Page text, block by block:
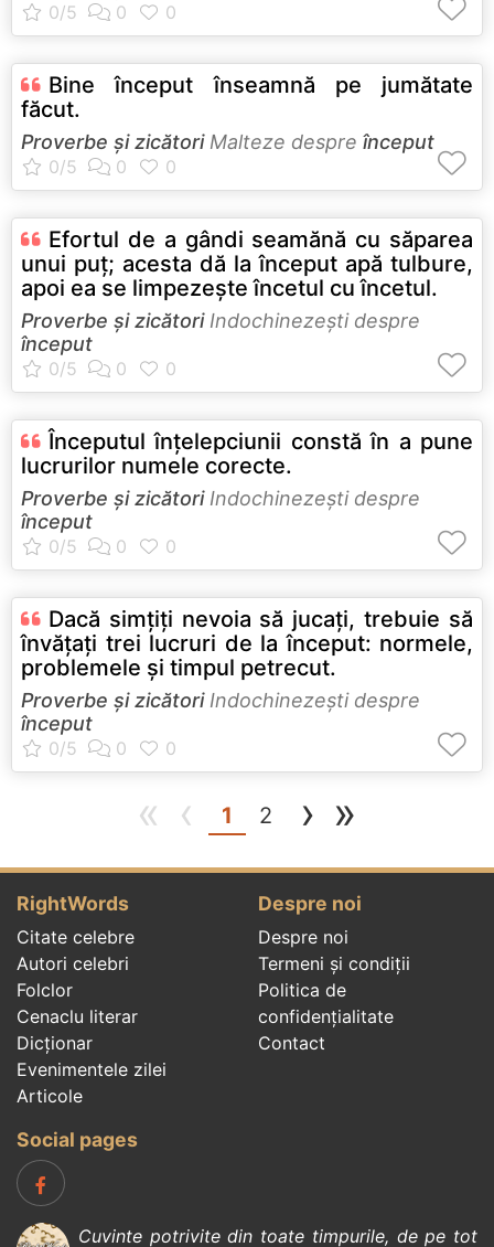
Bine început înseamnă pe jumătate
făcut.
Proverbe și zicătoriMalteze despre început
Efortul de a gândi seamănă cu săparea
unui puţ; acesta dă la început apă tulbure,
apoi ea se limpezeşte încetul cu încetul.
Proverbe și zicătoriIndochinezeşti despre
început
Începutul înţelepciunii constă în a pune
lucrurilor numele corecte.
Proverbe și zicătoriIndochinezeşti despre
început
Dacă simţiţi nevoia să jucaţi, trebuie să
învăţaţi trei lucruri de la început: normele,
problemele şi timpul petrecut.
Proverbe și zicătoriIndochinezeşti despre
început
« ‹ 1 (current)
2 › »
RightWords
Citate celebre
Autori celebri
Folclor
Cenaclu literar
Dicționar
Evenimentele zilei
Articole
Despre noi
Despre noi
Termeni și condiții
Politica de
confidenţialitate
Contact
Social pages
Cuvinte potrivite din toate timpurile, de pe tot